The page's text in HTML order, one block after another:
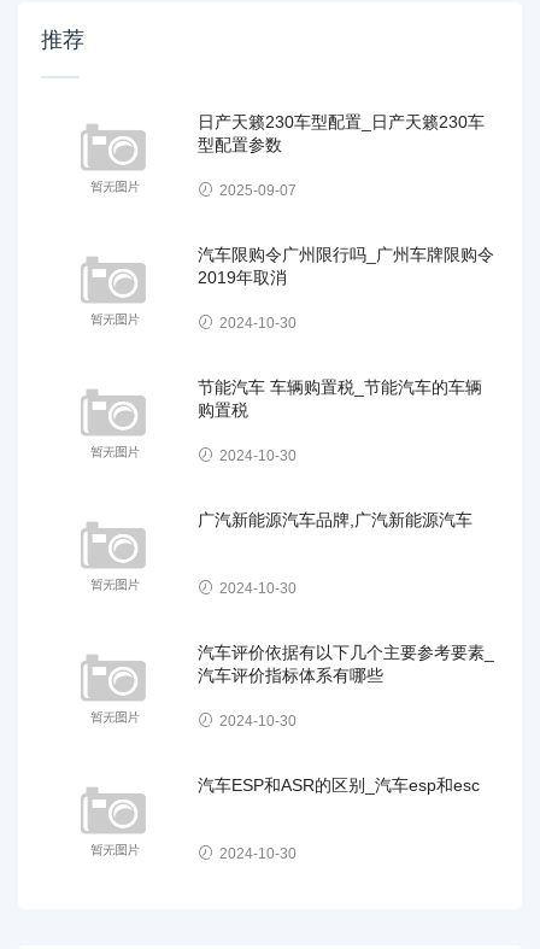
推荐
日产天籁230车型配置_日产天籁230车
型配置参数
2025-09-07
汽车限购令广州限行吗_广州车牌限购令
2019年取消
2024-10-30
节能汽车 车辆购置税_节能汽车的车辆
购置税
2024-10-30
广汽新能源汽车品牌,广汽新能源汽车
2024-10-30
汽车评价依据有以下几个主要参考要素_
汽车评价指标体系有哪些
2024-10-30
汽车ESP和ASR的区别_汽车esp和esc
2024-10-30